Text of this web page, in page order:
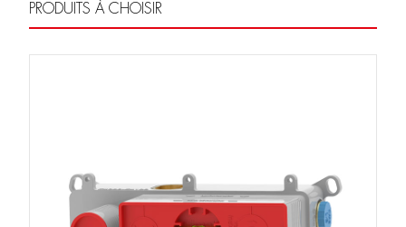
PRODUITS À CHOISIR